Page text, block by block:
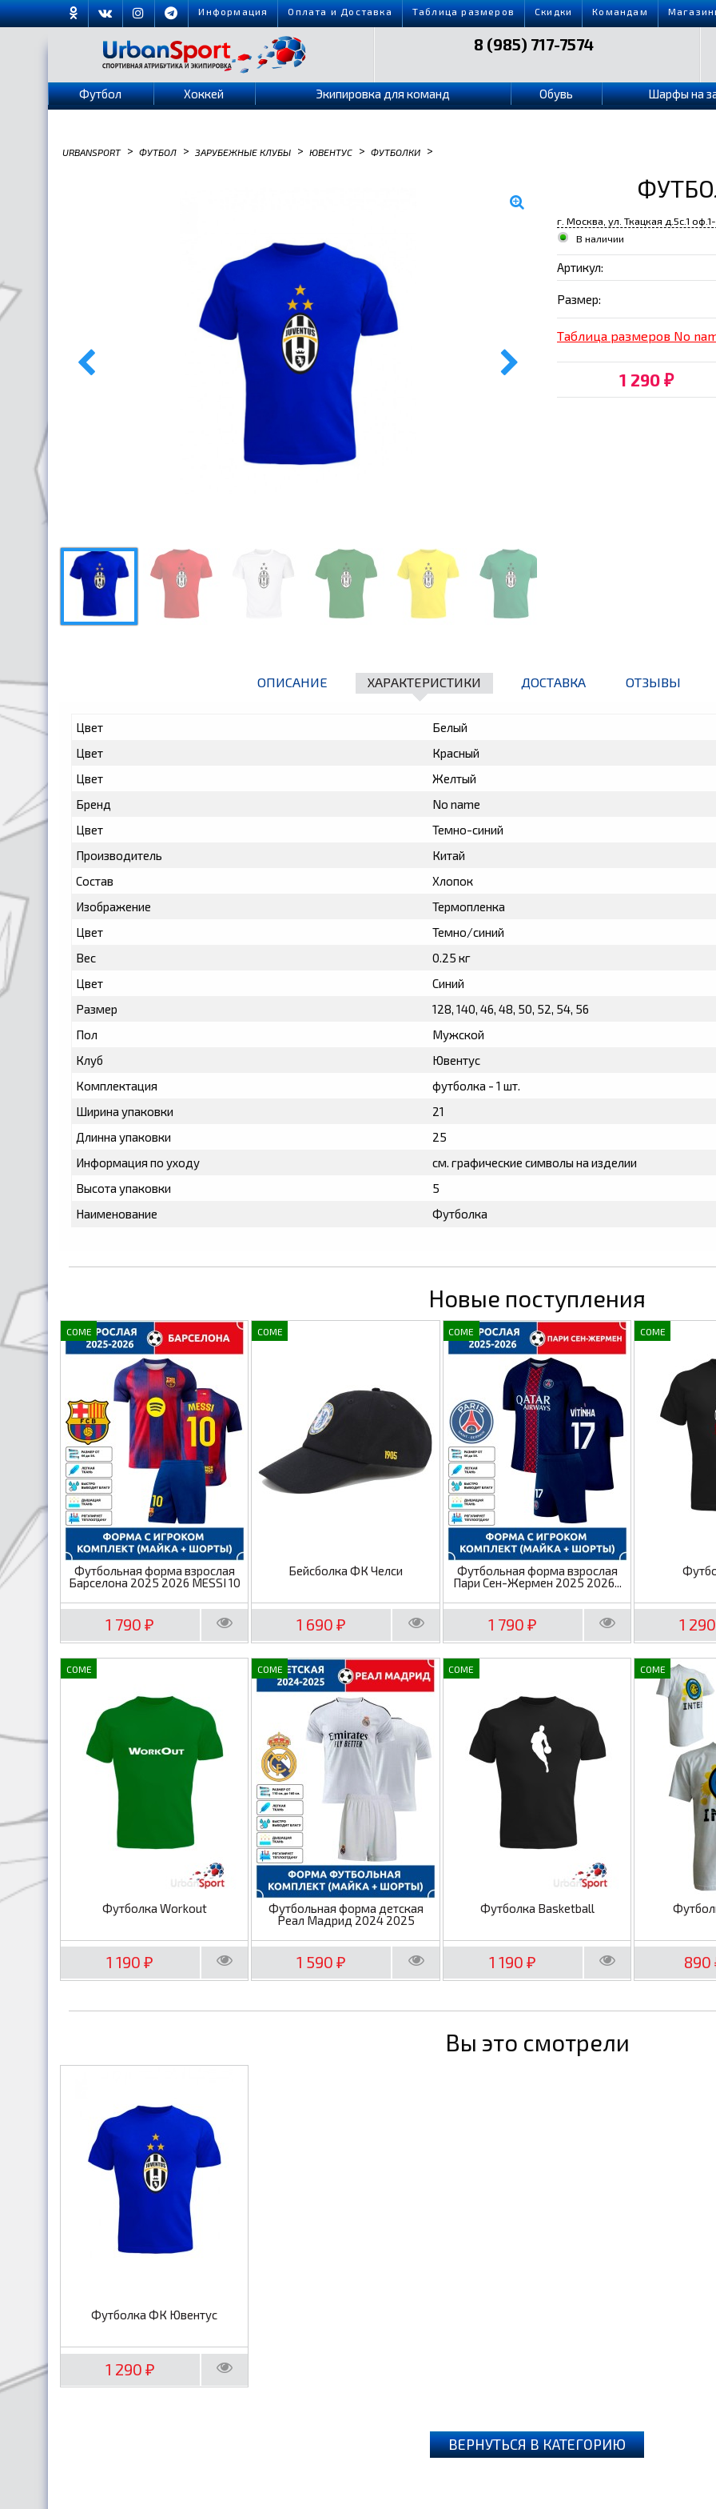
Информация Оплата и Доставка Таблица размеров Скидки Командам
8 (985) 717-7574
Футбол Хоккей Экипировка для команд Обувь Шарфы на
URBANSPORT > ФУТБОЛ > ЗАРУБЕЖНЫЕ КЛУБЫ > ЮВЕНТУС > ФУТБОЛКИ >
г. Москва, ул. Ткацкая д.5с.1
В наличии
Артикул:
Размер:
Таблица размеров No
1 290 ₽
ОПИСАНИЕ ХАРАКТЕРИСТИКИ ДОСТАВКА ОТЗЫВЫ
Цвет
Белый
Цвет
Красный
Цвет
Желтый
Бренд
No name
Цвет
Темно-синий
Производитель
Китай
Состав
Хлопок
Изображение
Термопленка
Цвет
Темно/синий
Вес
0.25 кг
Цвет
Синий
Размер
128, 140, 46, 48, 50, 52, 54, 56
Пол
Мужской
Клуб
Ювентус
Комплектация
футболка - 1 шт.
Ширина упаковки
21
Длинна упаковки
25
Информация по уходу
см. графические символы на изделии
Высота упаковки
5
Наименование
Футболка
Новые поступления
COME
Футбольная форма взрослая
Барселона 2025 2026 MESSI 10
1 790₽
COME
Бейсболка ФК Челси
1 690₽
COME
Футбольная форма взрослая
Пари Сен-Жермен 2025 2026...
1 790₽
COME
1
COME
Футболка Workout
1 190₽
COME
Футбольная форма детская
Реал Мадрид 2024 2025
1 590₽
COME
Футболка Basketball
1 190₽
COME
890
Вы это смотрели
Футболка ФК Ювентус
1 290 ₽
ВЕРНУТЬСЯ В КАТЕГОРИЮ